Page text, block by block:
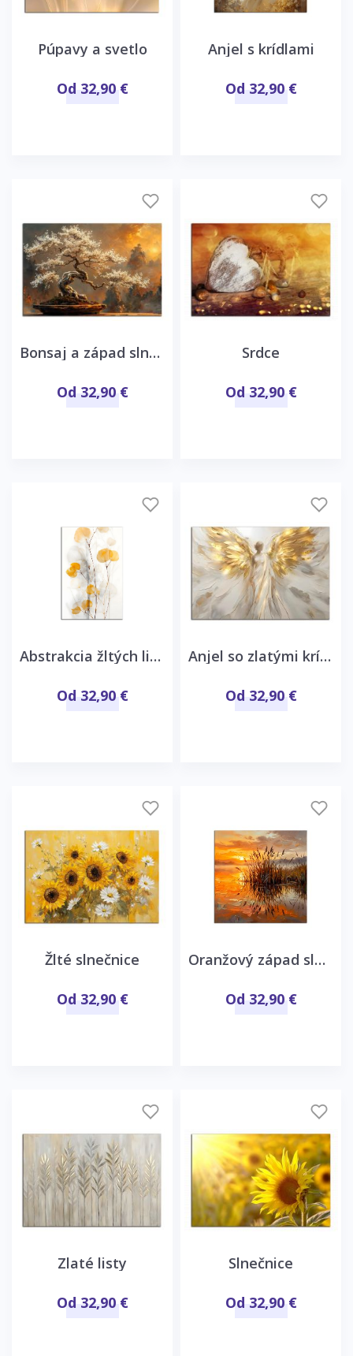
Púpavy a svetlo
Od 32,90 €
Anjel s krídlami
Od 32,90 €
Bonsaj a západ slnka
Od 32,90 €
Srdce
Od 32,90 €
Abstrakcia žltých listov
Od 32,90 €
Anjel so zlatými krídlami
Od 32,90 €
Žlté slnečnice
Od 32,90 €
Oranžový západ slnka
Od 32,90 €
Zlaté listy
Od 32,90 €
Slnečnice
Od 32,90 €